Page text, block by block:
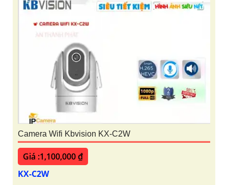
Camera Wifi Kbvision KX-C2W
Giá :1,100,000 ₫
KX-C2W